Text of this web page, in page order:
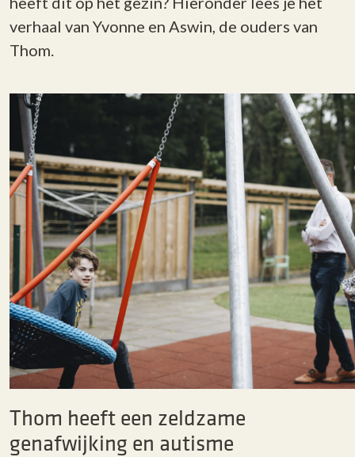
verhaal van Yvonne en Aswin, de ouders van
Thom.
Thom heeft een zeldzame
genafwijking en autisme